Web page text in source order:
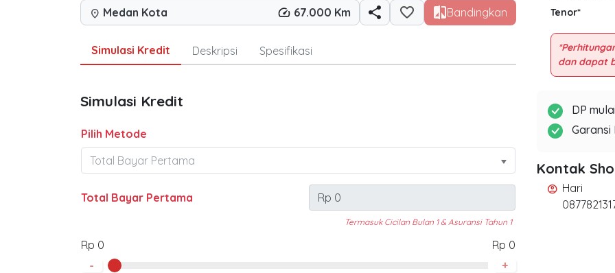
location_on Medan Kota 67.000 Km Bandingkan
Simulasi Kredit Deskripsi Spesifikasi
Simulasi Kredit
Pilih Metode
Total Bayar Pertama
Termasuk Cicilan Bulan 1 & Asuransi Tahun 1
Rp 0
Rp 0
-
+
Tenor*
DP
Garansi
Kontak
account_circle Hari